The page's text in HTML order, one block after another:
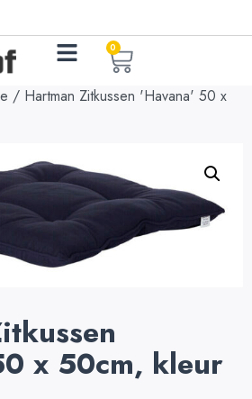
0
/ Hartman Zitkussen 'Havana' 50 x
x 50cm, kleur